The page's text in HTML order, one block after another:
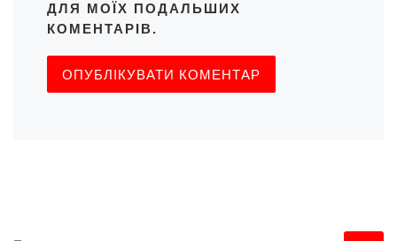
ДЛЯ МОЇХ ПОДАЛЬШИХ
КОМЕНТАРІВ.